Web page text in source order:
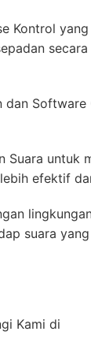
Kontrol
dan
Suara untuk
efektif
suara
Kami di